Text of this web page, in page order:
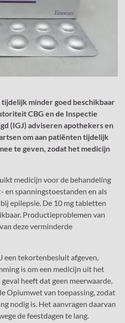
minder goed beschikbaar
CBG en de Inspectie
(IGJ) adviseren apothekers en
om aan patiënten tijdelijk
te geven, zodat het medicijn
medicijn voor de behandeling
en spanningstoestanden en als
epilepsie. De 10 mg tabletten
Productieproblemen van
deze verminderde
een tekortenbesluit afgeven,
is om een medicijn uit het
heeft dat geen meerwaarde.
Opiumwet van toepassing, zodat
nodig is. Het aanvragen daarvan
de feestdagen te lang.